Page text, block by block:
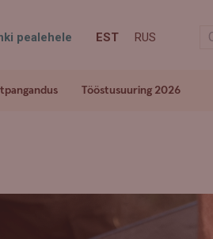
pealehele EST RUS
Tööstusuuring 2026